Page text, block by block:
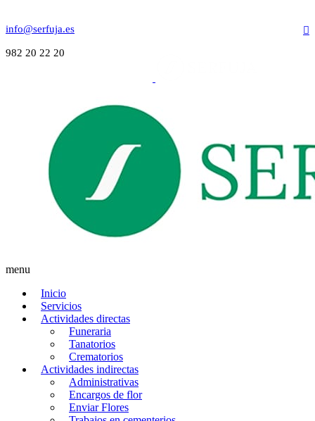
info@serfuja.es
982 20 22 20
menu
Inicio
Servicios
Actividades directas
Funeraria
Tanatorios
Crematorios
Actividades indirectas
Administrativas
Encargos de flor
Enviar Flores